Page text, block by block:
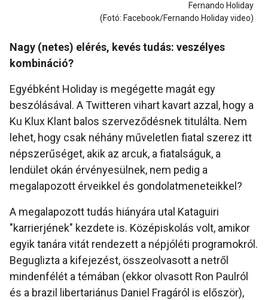
Fernando Holiday
(Fotó: Facebook/Fernando Holiday video)
Nagy (netes) elérés, kevés tudás: veszélyes
kombináció?
Egyébként Holiday is megégette magát egy
beszólásával. A Twitteren vihart kavart azzal, hogy a
Ku Klux Klant balos szerveződésnek titulálta. Nem
lehet, hogy csak néhány műveletlen fiatal szerez itt
népszerűséget, akik az arcuk, a fiatalságuk, a
lendület okán érvényesülnek, nem pedig a
megalapozott érveikkel és gondolatmeneteikkel?
A megalapozott tudás hiányára utal Kataguiri
"karrierjének" kezdete is. Középiskolás volt, amikor
egyik tanára vitát rendezett a népjóléti programokról.
Beguglizta a kifejezést, összeolvasott a netről
mindenfélét a témában (ekkor olvasott Ron Paulról
és a brazil libertariánus Daniel Fragáról is először),